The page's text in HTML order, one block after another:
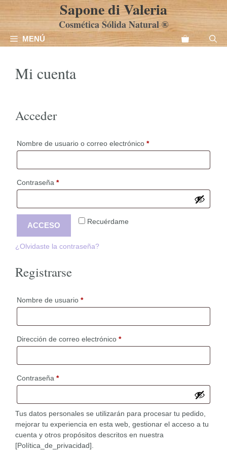
al
Sapone di Valeria
Cosmética Sólida Natural ®
MENÚ
Mi cuenta
Acceder
Nombre de usuario o correo electrónico *Obligatorio
Contraseña *Obligatorio
Recuérdame
ACCESO
¿Olvidaste la contraseña?
Registrarse
Nombre de usuario *Obligatorio
Dirección de correo electrónico *Obligatorio
Contraseña *Obligatorio
Tus datos personales se utilizarán para procesar tu pedido,
mejorar tu experiencia en esta web, gestionar el acceso a tu
cuenta y otros propósitos descritos en nuestra
[Política_de_privacidad].